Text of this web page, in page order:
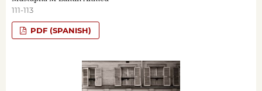
111-113
PDF (SPANISH)